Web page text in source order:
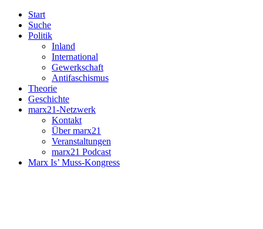
Start
Suche
Politik
Inland
International
Gewerkschaft
Antifaschismus
Theorie
Geschichte
marx21-Netzwerk
Kontakt
Über marx21
Veranstaltungen
marx21 Podcast
Marx Is’ Muss-Kongress